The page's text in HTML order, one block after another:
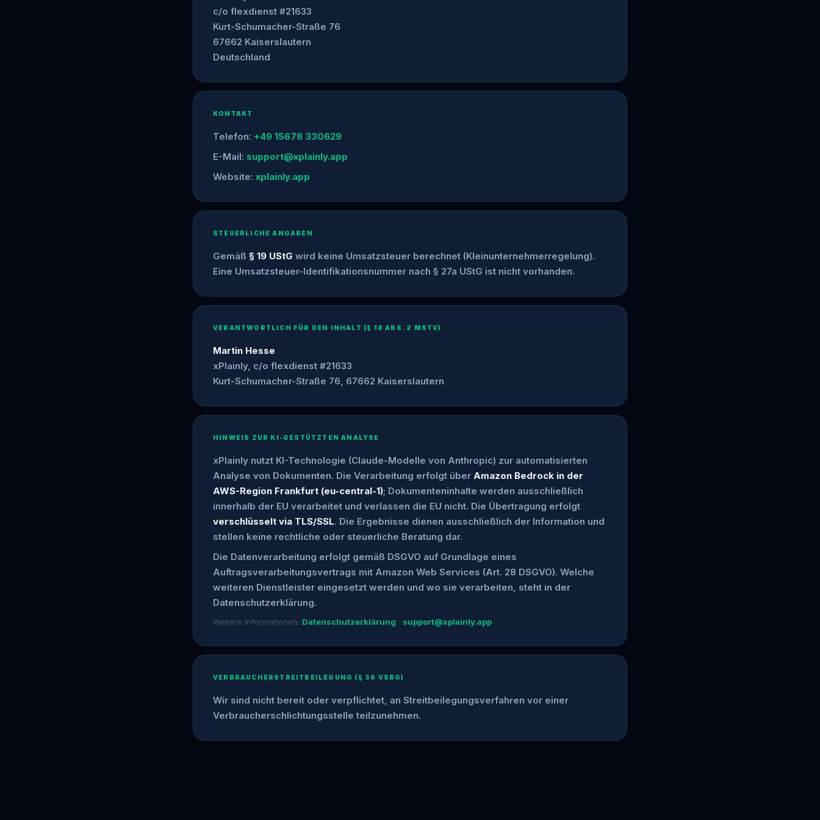
c/o flexdienst #21633
Kurt-Schumacher-Straße 76
67662 Kaiserslautern
Deutschland
KONTAKT
Telefon: +49 15678 330629
E-Mail: support@xplainly.app
Website: xplainly.app
STEUERLICHE ANGABEN
Gemäß § 19 UStG wird keine Umsatzsteuer berechnet (Kleinunternehmerregelung).
Eine Umsatzsteuer-Identifikationsnummer nach § 27a UStG ist nicht vorhanden.
VERANTWORTLICH FÜR DEN INHALT (§ 18 ABS. 2 MSTV)
Martin Hesse
xPlainly, c/o flexdienst #21633
Kurt-Schumacher-Straße 76, 67662 Kaiserslautern
HINWEIS ZUR KI-GESTÜTZTEN ANALYSE
xPlainly nutzt KI-Technologie (Claude-Modelle von Anthropic) zur automatisierten
Analyse von Dokumenten. Die Verarbeitung erfolgt über Amazon Bedrock in der
AWS-Region Frankfurt (eu-central-1); Dokumenteninhalte werden ausschließlich
innerhalb der EU verarbeitet und verlassen die EU nicht. Die Übertragung erfolgt
verschlüsselt via TLS/SSL. Die Ergebnisse dienen ausschließlich der Information und
stellen keine rechtliche oder steuerliche Beratung dar.
Die Datenverarbeitung erfolgt gemäß DSGVO auf Grundlage eines
Auftragsverarbeitungsvertrags mit Amazon Web Services (Art. 28 DSGVO). Welche
weiteren Dienstleister eingesetzt werden und wo sie verarbeiten, steht in der
Datenschutzerklärung.
Weitere Informationen: Datenschutzerklärung · support@xplainly.app
VERBRAUCHERSTREITBEILEGUNG (§ 36 VSBG)
Wir sind nicht bereit oder verpflichtet, an Streitbeilegungsverfahren vor einer
Verbraucherschlichtungsstelle teilzunehmen.